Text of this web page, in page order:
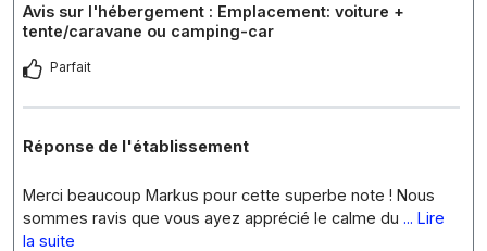
Avis sur l'hébergement : Emplacement: voiture +
tente/caravane ou camping-car
Parfait
Réponse de l'établissement
Merci beaucoup Markus pour cette superbe note ! Nous
sommes ravis que vous ayez apprécié le calme du ... Lire
la suite